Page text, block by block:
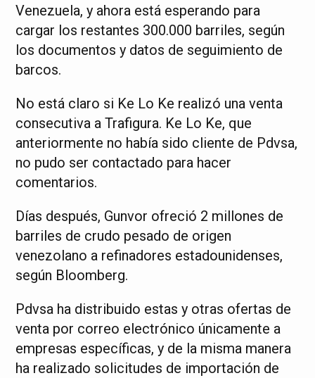
Venezuela, y ahora está esperando para
cargar los restantes 300.000 barriles, según
los documentos y datos de seguimiento de
barcos.
No está claro si Ke Lo Ke realizó una venta
consecutiva a Trafigura. Ke Lo Ke, que
anteriormente no había sido cliente de Pdvsa,
no pudo ser contactado para hacer
comentarios.
Días después, Gunvor ofreció 2 millones de
barriles de crudo pesado de origen
venezolano a refinadores estadounidenses,
según Bloomberg.
Pdvsa ha distribuido estas y otras ofertas de
venta por correo electrónico únicamente a
empresas específicas, y de la misma manera
ha realizado solicitudes de importación de